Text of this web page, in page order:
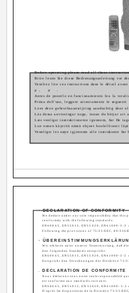
Before operating please read all these
Bitte lesen Sie diese Bedienungsanleitung vor
Veuiltez lire ces instructions dans le détail
µ, µ .
Antes de ponerlo en funcionamiento lea la
Prima dell'uso, leggere attentamente le seguenti
Lees deze gebruiksaanwijzing aandachtig door
Läs dessa anvisningar noga, innan du börjar att
Læs venligst instruktionerne igennem, før De
Lue ennen käyttöä nämä ohjeet huolellisesti läpi.
Vennligst les nøye igjennom alle instruksene før
· DECLARATION OF CONFORMITY
We declare under our sole responsibility that this
conformity with the following standards:
EN60065, EN55013, EN55020, EN61000-3-2
Following the provisions of 73/23/EEC, 89/336/
·
Wir erklären unter unserer Verantwortung, daß
den folgenden Standards entspricht:
EN60065, EN55013, EN55020, EN61000-3-2
Entspricht den Verordnungen der Direktive 73/
· DECLARATION DE CONFORMITE
Nous déclarons sous notre seule responsabilité
est conforme aux standards suivants:
EN60065, EN55013, EN55020, EN61000-3-2
D'après les dispositions de la Directive 73/23/